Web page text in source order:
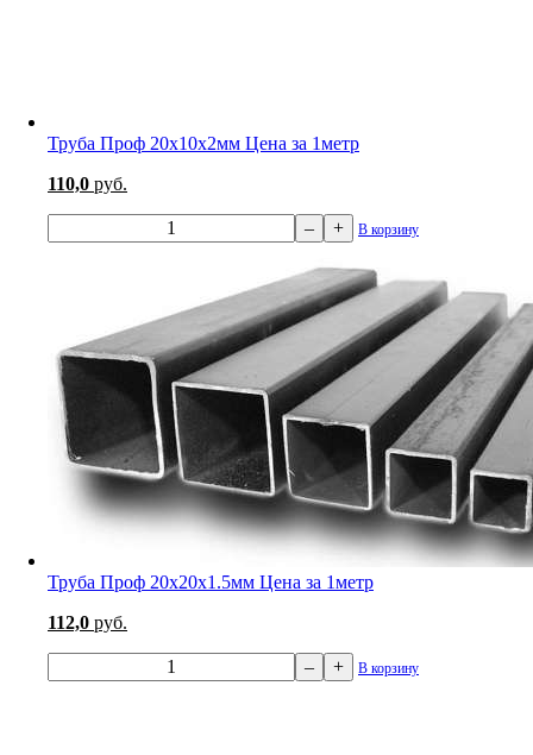
Труба Проф 20х10х2мм Цена за 1метр
110,0 руб.
– + В корзину
Труба Проф 20х20х1.5мм Цена за 1метр
112,0 руб.
– + В корзину